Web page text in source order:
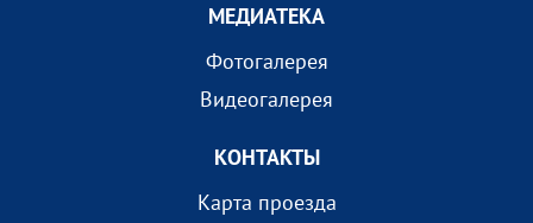
МEДИАТEКА
Фотогалерея
Видеогалерея
КОНТАКТЫ
Карта проезда